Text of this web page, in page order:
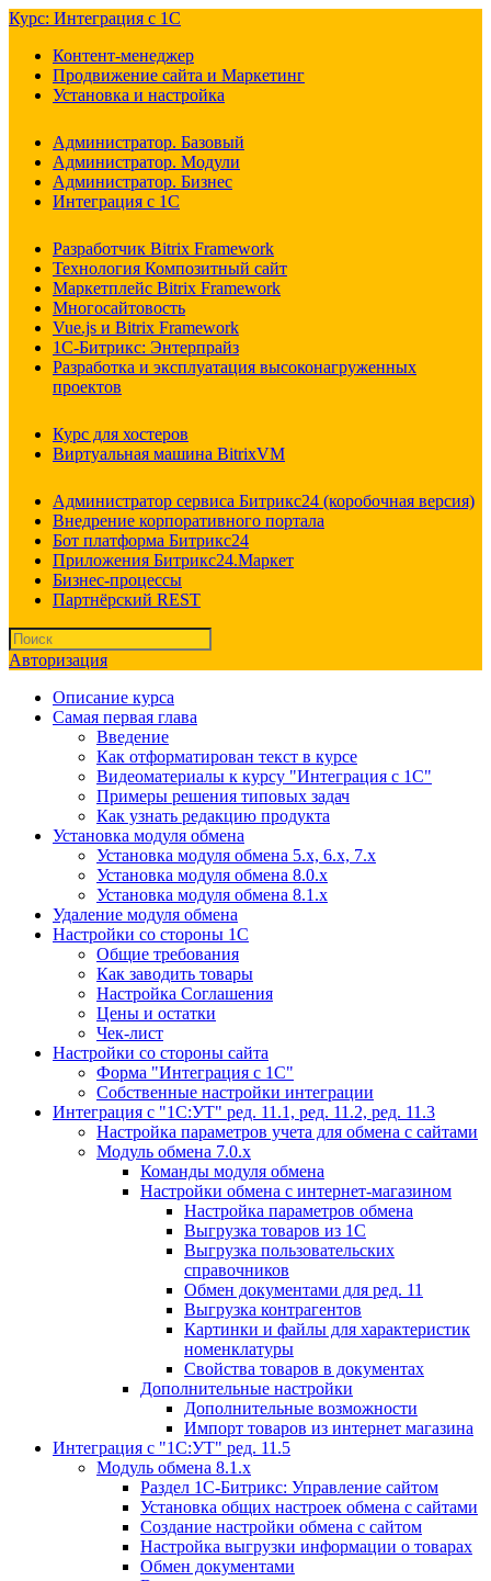
Курс: Интеграция с 1С
Контент-менеджер
Продвижение сайта и Маркетинг
Установка и настройка
Администратор. Базовый
Администратор. Модули
Администратор. Бизнес
Интеграция с 1С
Разработчик Bitrix Framework
Технология Композитный сайт
Маркетплейс Bitrix Framework
Многосайтовость
Vue.js и Bitrix Framework
1С-Битрикс: Энтерпрайз
Разработка и эксплуатация высоконагруженных
проектов
Курс для хостеров
Виртуальная машина BitrixVM
Администратор сервиса Битрикс24 (коробочная версия)
Внедрение корпоративного портала
Бот платформа Битрикс24
Приложения Битрикс24.Маркет
Бизнес-процессы
Партнёрский REST
Авторизация
Описание курса
Самая первая глава
Введение
Как отформатирован текст в курсе
Видеоматериалы к курсу "Интеграция с 1С"
Примеры решения типовых задач
Как узнать редакцию продукта
Установка модуля обмена
Установка модуля обмена 5.х, 6.х, 7.х
Установка модуля обмена 8.0.х
Установка модуля обмена 8.1.х
Удаление модуля обмена
Настройки со стороны 1С
Общие требования
Как заводить товары
Настройка Соглашения
Цены и остатки
Чек-лист
Настройки со стороны сайта
Форма "Интеграция с 1С"
Собственные настройки интеграции
Интеграция с "1С:УТ" ред. 11.1, ред. 11.2, ред. 11.3
Настройка параметров учета для обмена с сайтами
Модуль обмена 7.0.х
Команды модуля обмена
Настройки обмена с интернет-магазином
Настройка параметров обмена
Выгрузка товаров из 1С
Выгрузка пользовательских
справочников
Обмен документами для ред. 11
Выгрузка контрагентов
Картинки и файлы для характеристик
номенклатуры
Свойства товаров в документах
Дополнительные настройки
Дополнительные возможности
Импорт товаров из интернет магазина
Интеграция с "1С:УТ" ред. 11.5
Модуль обмена 8.1.х
Раздел 1С-Битрикс: Управление сайтом
Установка общих настроек обмена с сайтами
Создание настройки обмена с сайтом
Настройка выгрузки информации о товарах
Обмен документами